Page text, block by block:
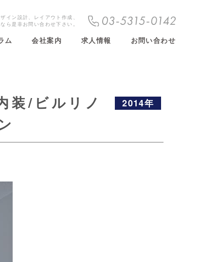
イン設計、レイアウト作成、
ら是非お問い合わせ下さい。
ム 会社案内 求人情報 お問い合わせ
2014年
装/ビルリノ